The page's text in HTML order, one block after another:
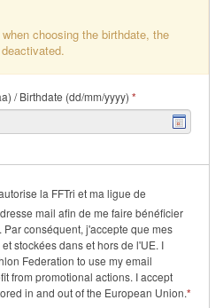
choosing the birthdate, the
/ Birthdate (dd/mm/yyyy) *
mail afin de me faire bénéficier
conséquent, j'accepte que mes
stockées dans et hors de l'UE. I
Federation to use my email
from promotional actions. I accept
in and out of the European Union.*